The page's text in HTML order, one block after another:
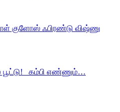
குளோஸ் ஃபிரண்டு விஷ்ணு
பூட்டு! கம்பி எண்ணும்…